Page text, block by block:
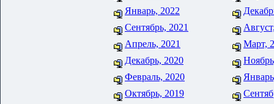
Январь, 2022
Сентябрь, 2021
Апрель, 2021
Март,
Декабрь, 2020
Февраль, 2020
Октябрь, 2019